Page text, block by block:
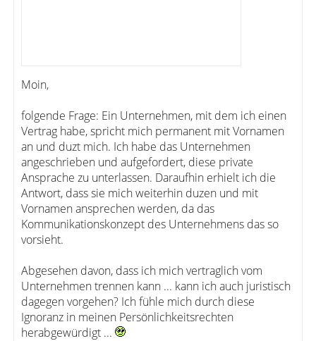
Moin,
folgende Frage: Ein Unternehmen, mit dem ich einen
Vertrag habe, spricht mich permanent mit Vornamen
an und duzt mich. Ich habe das Unternehmen
angeschrieben und aufgefordert, diese private
Ansprache zu unterlassen. Daraufhin erhielt ich die
Antwort, dass sie mich weiterhin duzen und mit
Vornamen ansprechen werden, da das
Kommunikationskonzept des Unternehmens das so
vorsieht.
Abgesehen davon, dass ich mich vertraglich vom
Unternehmen trennen kann ... kann ich auch juristisch
dagegen vorgehen? Ich fühle mich durch diese
Ignoranz in meinen Persönlichkeitsrechten
herabgewürdigt ...